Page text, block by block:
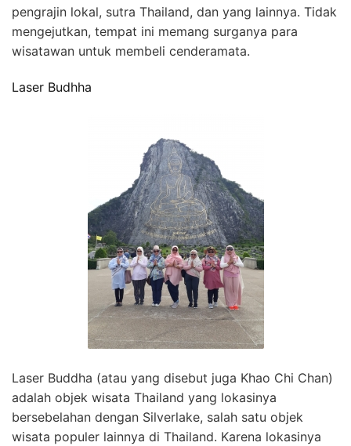
pengrajin lokal, sutra Thailand, dan yang lainnya. Tidak
mengejutkan, tempat ini memang surganya para
wisatawan untuk membeli cenderamata.
Laser Budhha
Laser Buddha (atau yang disebut juga Khao Chi Chan)
adalah objek wisata Thailand yang lokasinya
bersebelahan dengan Silverlake, salah satu objek
wisata populer lainnya di Thailand. Karena lokasinya